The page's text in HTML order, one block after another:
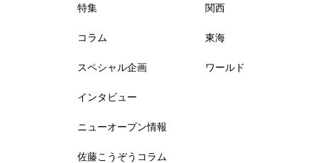
特集
コラム
スペシャル企画
インタビュー
ニューオープン情報
佐藤こうぞうコラム
関西
東海
ワールド